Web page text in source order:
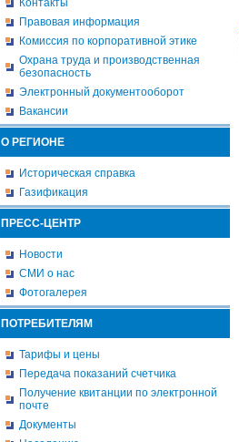
Контакты
Правовая информация
Комиссия по корпоративной этике
Охрана труда и производственная
безопасность
Электронный документооборот
Вакансии
О РЕГИОНЕ
Историческая справка
Газификация
ПРЕСС-ЦЕНТР
Новости
СМИ о нас
Фотогалерея
ПОТРЕБИТЕЛЯМ
Тарифы и цены
Передача показаний счетчика
Получение квитанции по электронной
почте
Документы